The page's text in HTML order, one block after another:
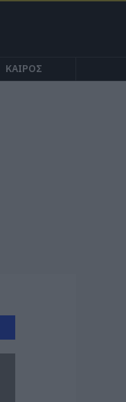
ΚΑΙΡΟΣ